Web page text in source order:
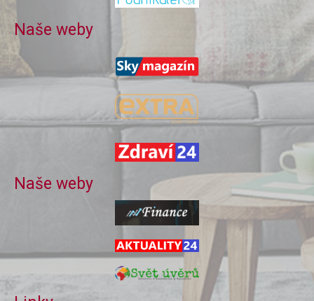
Naše weby
Naše weby